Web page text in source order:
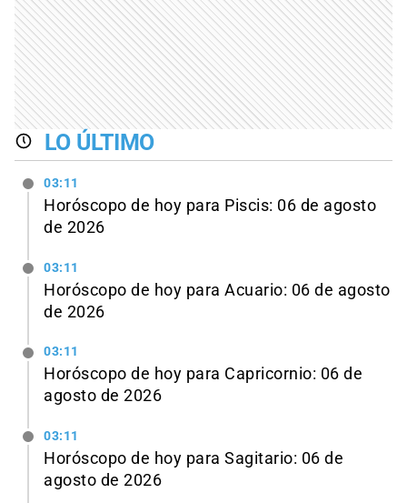
LO ÚLTIMO
03:11
Horóscopo de hoy para Piscis: 06 de agosto
de 2026
03:11
Horóscopo de hoy para Acuario: 06 de agosto
de 2026
03:11
Horóscopo de hoy para Capricornio: 06 de
agosto de 2026
03:11
Horóscopo de hoy para Sagitario: 06 de
agosto de 2026